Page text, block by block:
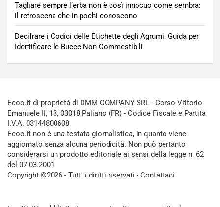
Tagliare sempre l’erba non è così innocuo come sembra:
il retroscena che in pochi conoscono
Decifrare i Codici delle Etichette degli Agrumi: Guida per
Identificare le Bucce Non Commestibili
Ecoo.it di proprietà di DMM COMPANY SRL - Corso Vittorio
Emanuele II, 13, 03018 Paliano (FR) - Codice Fiscale e Partita
I.V.A. 03144800608
Ecoo.it non è una testata giornalistica, in quanto viene
aggiornato senza alcuna periodicità. Non può pertanto
considerarsi un prodotto editoriale ai sensi della legge n. 62
del 07.03.2001
Copyright ©2026 - Tutti i diritti riservati - Contattaci